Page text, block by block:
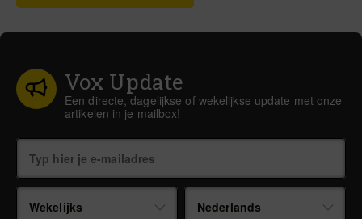
Vox Update
Een directe, dagelijkse of wekelijkse update met onze
artikelen in je mailbox!
Wekelijks Nederlands